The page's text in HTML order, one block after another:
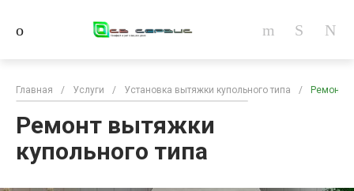
Главная / Услуги / Установка вытяжки купольного типа / Ремонт
Ремонт вытяжки
купольного типа